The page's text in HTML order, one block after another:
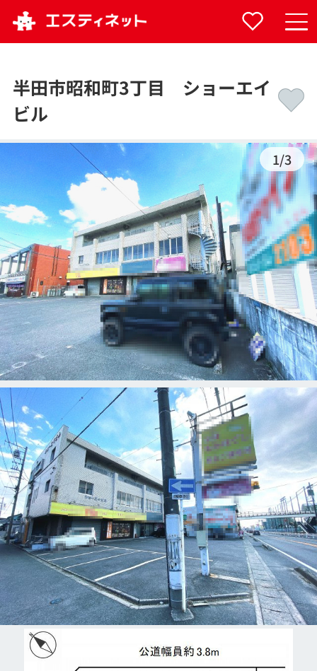
半田市昭和町3丁目 ショーエイ
ビル
1/3